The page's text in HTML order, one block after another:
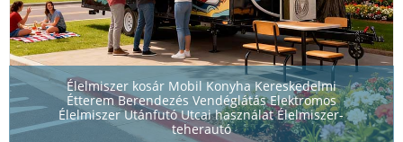
Élelmiszer kosár Mobil Konyha Kereskedelmi
Étterem Berendezés Vendéglátás Elektromos
Élelmiszer Utánfutó Utcai használat Élelmiszer-
teherautó